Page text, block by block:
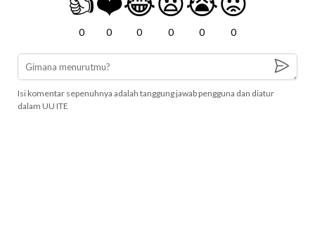
0 0 0 0 0 0
Isi komentar sepenuhnya adalah tanggung jawab pengguna dan diatur
dalam UU ITE